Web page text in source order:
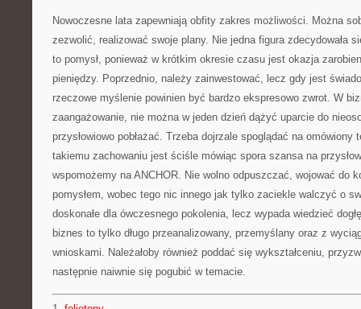
Nowoczesne lata zapewniają obfity zakres możliwości. Można
zezwolić, realizować swoje plany. Nie jedna figura zdecydowała
to pomysł, ponieważ w krótkim okresie czasu jest okazja
pieniędzy. Poprzednio, należy zainwestować, lecz gdy jest
rzeczowe myślenie powinien być bardzo ekspresowo zwrot. W
zaangażowanie, nie można w jeden dzień dążyć uparcie do
przysłowiowo pobłażać. Trzeba dojrzale spoglądać na omówiony
takiemu zachowaniu jest ściśle mówiąc spora szansa na
wspomożemy na ANCHOR. Nie wolno odpuszczać, wojować do
pomysłem, wobec tego nic innego jak tylko zaciekle walczyć o
doskonałe dla ówczesnego pokolenia, lecz wypada wiedzieć
biznes to tylko długo przeanalizowany, przemyślany oraz z
wnioskami. Należałoby również poddać się wykształceniu,
następnie naiwnie się pogubić w temacie.